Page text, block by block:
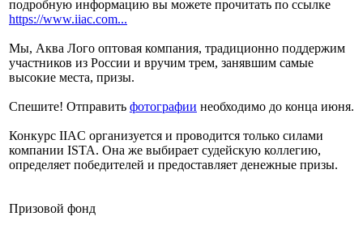
подробную информацию вы можете прочитать по ссылке
https://www.iiac.com...
Мы, Аква Лого оптовая компания, традиционно поддержим
участников из России и вручим трем, занявшим самые
высокие места, призы.
Спешите! Отправить фотографии необходимо до конца июня.
Конкурс IIAC организуется и проводится только силами
компании ISTA. Она же выбирает судейскую коллегию,
определяет победителей и предоставляет денежные призы.
Призовой фонд